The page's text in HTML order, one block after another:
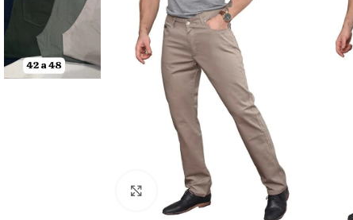
Vista completa